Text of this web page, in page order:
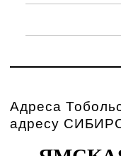
Адреса
адресу